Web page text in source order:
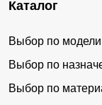
Каталог
Выбор по модели
Выбор по
Выбор по